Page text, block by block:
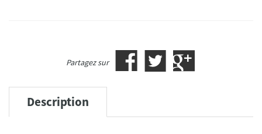
Partagez sur
Description